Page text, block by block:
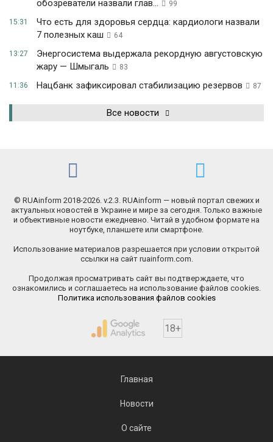
обозреватели назвали глав...
99
15:31
Что есть для здоровья сердца: кардиологи назвали
7 полезных каш
64
13:27
Энергосистема выдержала рекордную августовскую
жару — Шмыгаль
83
11:36 Нацбанк зафиксировал стабилизацию резервов 87
Все новости
© RUAinform 2018-2026. v.2.3. RUAinform — новый портал свежих и
актуальных новостей в Украине и мире за сегодня. Только важные
и объективные новости ежедневно. Читай в удобном формате на
ноутбуке, планшете или смартфоне.
Использование материалов разрешается при условии открытой
ссылки на сайт ruainform.com.
Продолжая просматривать сайт вы подтверждаете, что
ознакомились и соглашаетесь на использование файлов cookies.
Политика использования файлов cookies
18+
Главная
Новости
О сайте